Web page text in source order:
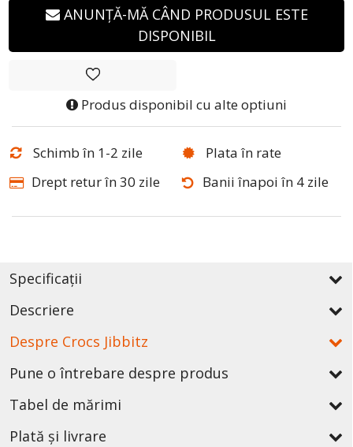
ANUNȚĂ-MĂ CÂND PRODUSUL ESTE
DISPONIBIL
Produs disponibil cu alte optiuni
Schimb în 1-2 zile
Plata în rate
Drept retur în 30 zile
Banii înapoi în 4 zile
Specificații
Descriere
Despre Crocs Jibbitz
Pune o întrebare despre produs
Tabel de mărimi
Plată și livrare